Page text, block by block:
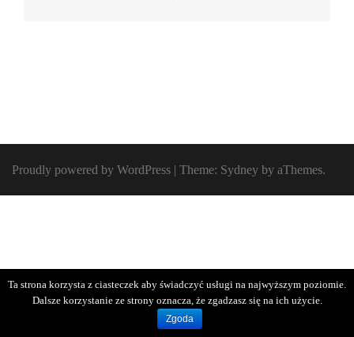
Proudly powered by WordPress | Theme: Sydney by aThemes.
Ta strona korzysta z ciasteczek aby świadczyć usługi na najwyższym poziomie.
Dalsze korzystanie ze strony oznacza, że zgadzasz się na ich użycie.
Zgoda